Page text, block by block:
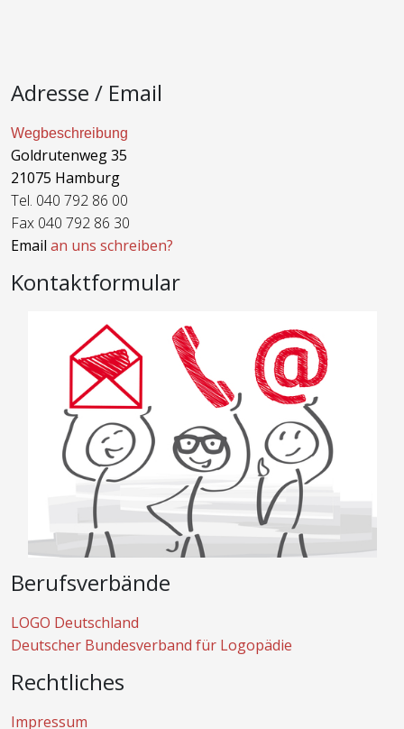
Adresse / Email
Wegbeschreibung
Goldrutenweg 35
21075 Hamburg
Tel. 040 792 86 00
Fax 040 792 86 30
Email an uns schreiben?
Kontaktformular
Berufsverbände
LOGO Deutschland
Deutscher Bundesverband für Logopädie
Rechtliches
Impressum